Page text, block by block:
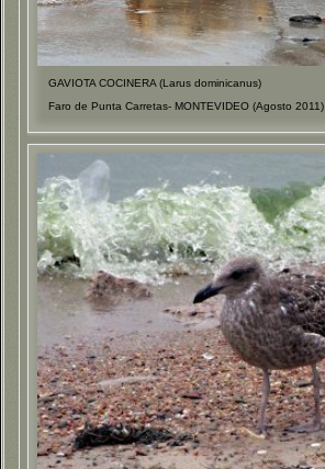
GAVIOTA COCINERA (Larus dominicanus)
Faro de Punta Carretas- MONTEVIDEO (Agosto 2011)